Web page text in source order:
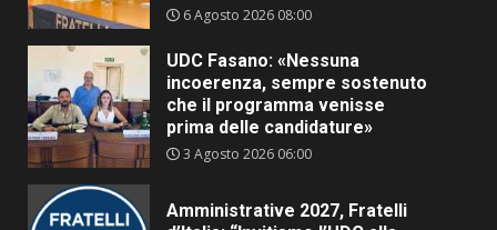
6 Agosto 2026 08:00
UDC Fasano: «Nessuna
incoerenza, sempre sostenuto
che il programma venisse
prima delle candidature»
3 Agosto 2026 06:00
Amministrative 2027, Fratelli